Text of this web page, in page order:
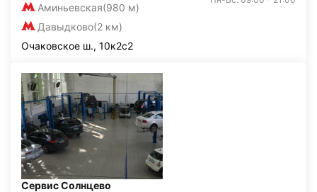
Аминьевская(980 м)
Давыдково(2 км)
Очаковское ш., 10к2с2
Сервис Солнцево